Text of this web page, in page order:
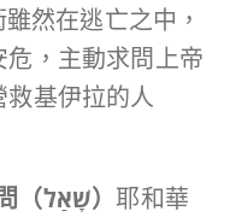
然在逃亡之中，
，主動求問上帝
基伊拉的人
（שָׁאַל）耶和華